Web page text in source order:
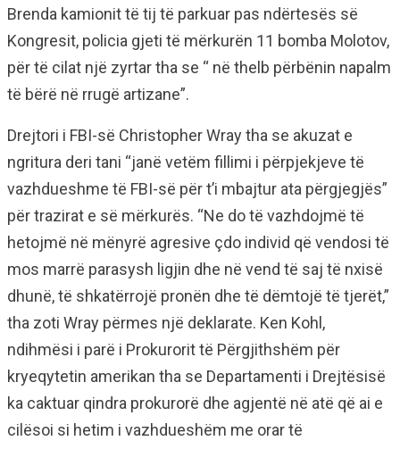
Brenda kamionit të tij të parkuar pas ndërtesës së
Kongresit, policia gjeti të mërkurën 11 bomba Molotov,
për të cilat një zyrtar tha se “ në thelb përbënin napalm
të bërë në rrugë artizane”.
Drejtori i FBI-së Christopher Wray tha se akuzat e
ngritura deri tani “janë vetëm fillimi i përpjekjeve të
vazhdueshme të FBI-së për t’i mbajtur ata përgjegjës”
për trazirat e së mërkurës. “Ne do të vazhdojmë të
hetojmë në mënyrë agresive çdo individ që vendosi të
mos marrë parasysh ligjin dhe në vend të saj të nxisë
dhunë, të shkatërrojë pronën dhe të dëmtojë të tjerët,”
tha zoti Wray përmes një deklarate. Ken Kohl,
ndihmësi i parë i Prokurorit të Përgjithshëm për
kryeqytetin amerikan tha se Departamenti i Drejtësisë
ka caktuar qindra prokurorë dhe agjentë në atë që ai e
cilësoi si hetim i vazhdueshëm me orar të